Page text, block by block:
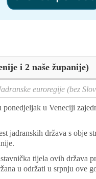
i 2 naše županije)
euroregije (bez
u Veneciji
jadranskih država s obje
tijela ovih država
u održati u srpnju ove